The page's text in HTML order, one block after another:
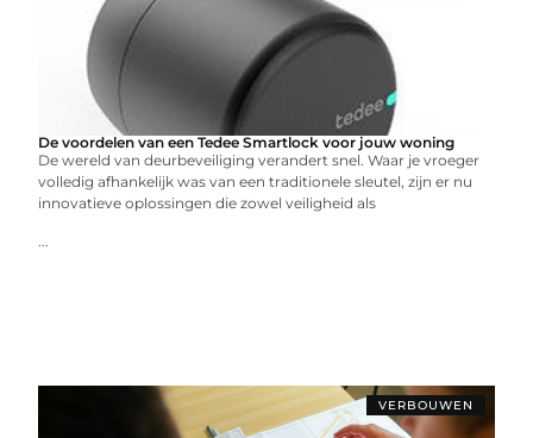
De voordelen van een Tedee Smartlock voor jouw woning
De wereld van deurbeveiliging verandert snel. Waar je vroeger
volledig afhankelijk was van een traditionele sleutel, zijn er nu
innovatieve oplossingen die zowel veiligheid als
...
VERBOUWEN